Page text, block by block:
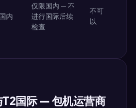
内
仅限国内 — 不
进行国际后续
检查
不可
以
T2国际 — 包机运营商